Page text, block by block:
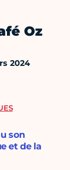
Oz
2024
son
et de la